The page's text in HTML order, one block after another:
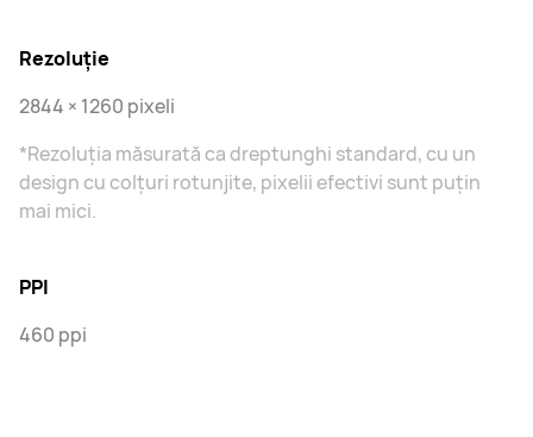
Rezoluţie
2844 × 1260 pixeli
*Rezoluția măsurată ca dreptunghi standard, cu un
design cu colțuri rotunjite, pixelii efectivi sunt puțin
mai mici.
PPI
460 ppi